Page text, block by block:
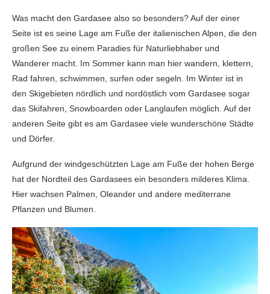
Was macht den Gardasee also so besonders? Auf der einer
Seite ist es seine Lage am Fuße der italienischen Alpen, die den
großen See zu einem Paradies für Naturliebhaber und
Wanderer macht. Im Sommer kann man hier wandern, klettern,
Rad fahren, schwimmen, surfen oder segeln. Im Winter ist in
den Skigebieten nördlich und nordöstlich vom Gardasee sogar
das Skifahren, Snowboarden oder Langlaufen möglich. Auf der
anderen Seite gibt es am Gardasee viele wunderschöne Städte
und Dörfer.
Aufgrund der windgeschützten Lage am Fuße der hohen Berge
hat der Nordteil des Gardasees ein besonders milderes Klima.
Hier wachsen Palmen, Oleander und andere mediterrane
Pflanzen und Blumen.